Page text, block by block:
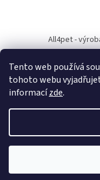
Tento web používá
tohoto webu
informacízde.
All4pet -
Copyright 2026All4pet.